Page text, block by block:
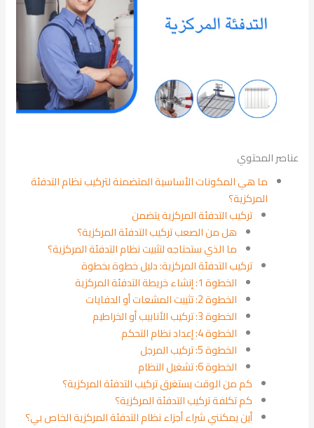
عناصر المحتوي
ما هي المكونات الأساسية المتضمنة لتركيب نظام التدفئة
المركزية؟
تركيب التدفئة المركزية يتضمن
هل من الصعب تركيب التدفئة المركزية؟
ما الذي ستحتاجه لتثبيت نظام التدفئة المركزية؟
تركيب التدفئة المركزية: دليل خطوة بخطوة
الخطوة 1: إنشاء خريطة التدفئة المركزية
الخطوة 2: تثبيت المشعات أو الدفايات
الخطوة 3: تركيب الأنابيب أو الخراطيم
الخطوة 4: إعداد نظام التحكم
الخطوة 5: تركيب المرجل
الخطوة 6: تشغيل النظام
كم من الوقت يستغرق تركيب التدفئة المركزية؟
كم تكلفة تركيب التدفئة المركزية؟
أين يمكنني شراء أجزاء نظام التدفئة المركزية الخاص بي؟